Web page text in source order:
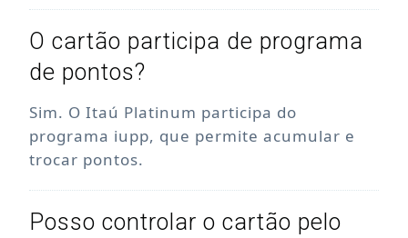
O cartão participa de programa
de pontos?
Sim. O Itaú Platinum participa do
programa iupp, que permite acumular e
trocar pontos.
Posso controlar o cartão pelo